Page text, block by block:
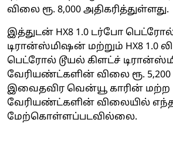
விலை ரூ. 8,000 அதிகரித்துள்ளது.
இத்துடன் HX8 1.0 டர்போ
டிரான்ஸ்மிஷன் மற்றும் HX8 1.0
பெட்ரோல் டூயல் கிளட்ச்
வேரியண்ட்களின் விலை ரூ.
இவைதவிர வென்யூ காரின் மற்ற
வேரியண்ட்களின் விலையில்
மேற்கொள்ளப்படவில்லை.